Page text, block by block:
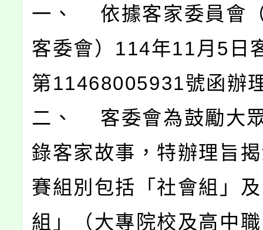
一、 依據客家委員會
客委會）114年11月5日
第11468005931號函辦
二、 客委會為鼓勵大
錄客家故事，特辦理旨
賽組別包括「社會組」
組」（大專院校及高中